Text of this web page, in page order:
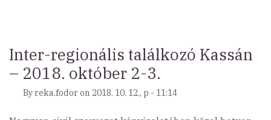
fontosságáról
Inter-regionális találkozó Kassán
– 2018. október 2-3.
By reka.fodor on 2018. 10. 12., p - 11:14